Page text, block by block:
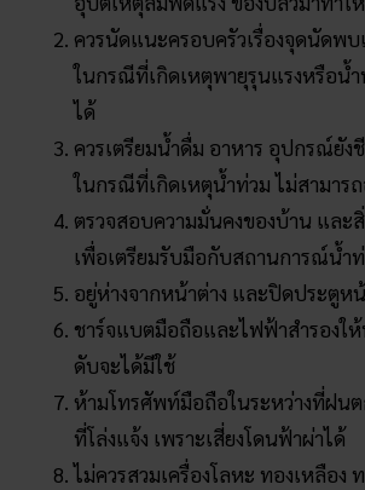
ควรนัดแนะครอบครัวเรื่องจุดนัดพ
ในกรณีที่เกิดเหตุพายุรุนแรงหรือน้ำ
ได้
ควรเตรียมน้ำดื่ม อาหาร อุปกรณ์ยัง
ในกรณีที่เกิดเหตุน้ำท่วม ไม่สามาร
ตรวจสอบความมั่นคงของบ้าน และ
เพื่อเตรียมรับมือกับสถานการณ์น้ำ
อยู่ห่างจากหน้าต่าง และปิดประตูห
ชาร์จแบตมือถือและไฟฟ้าสำรองใ
ดับจะได้มีใช้
ห้ามโทรศัพท์มือถือในระหว่างที่ฝน
ที่โล่งแจ้ง เพราะเสี่ยงโดนฟ้าผ่าได้
ไม่ควรสวมเครื่องโลหะ ทองเหลือง